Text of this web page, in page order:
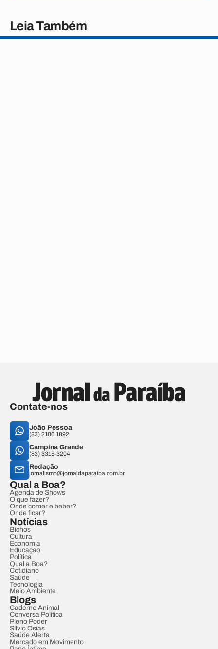
Leia Também
Contate-nos
João Pessoa
(83) 2106.1892
Campina Grande
(83) 3315-3204
Redação
jornalismo@jornaldaparaiba.com.br
Qual a Boa?
Agenda de Shows
O que fazer?
Onde comer e beber?
Onde ficar?
Notícias
Bichos
Cultura
Economia
Educação
Política
Qual a Boa?
Cotidiano
Saúde
Tecnologia
Meio Ambiente
Blogs
Caderno Animal
Conversa Política
Pleno Poder
Sílvio Osias
Saúde Alerta
Mercado em Movimento